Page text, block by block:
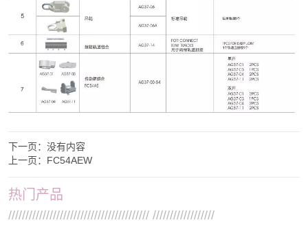
下一页：没有内容
上一页： FC54AEW
热门产品
///////////////////////////////////////// //////////////////